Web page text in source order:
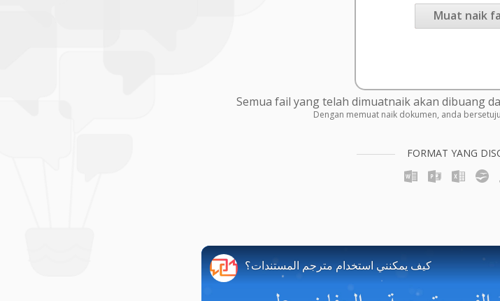
Muat naik
Semua fail yang telah dimuatnaik akan dibuang
Dengan memuat naik dokumen, anda
FORMAT YANG
كيف يمكنني استخدام مترجم المستندات؟